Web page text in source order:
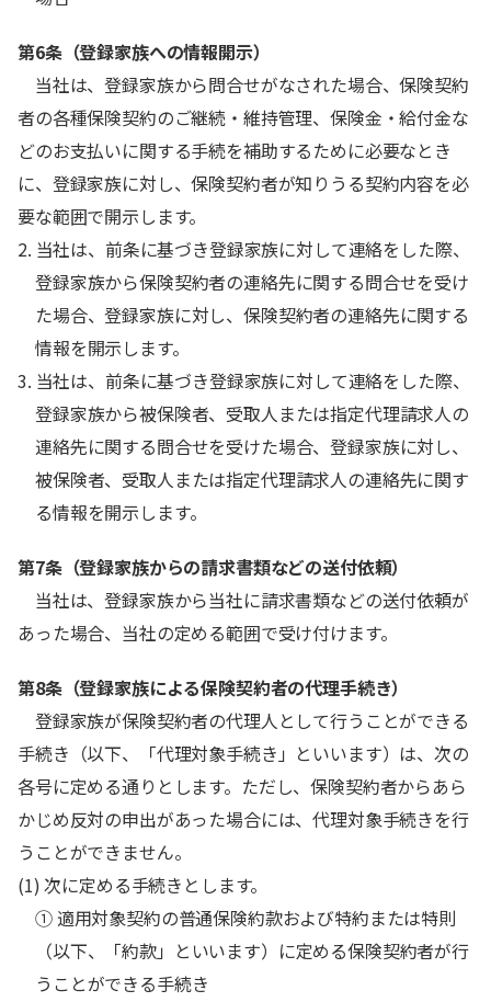
第6条（登録家族への情報開示）
当社は、登録家族から問合せがなされた場合、保険契約
者の各種保険契約のご継続・維持管理、保険金・給付金な
どのお支払いに関する手続を補助するために必要なとき
に、登録家族に対し、保険契約者が知りうる契約内容を必
要な範囲で開示します。
2. 当社は、前条に基づき登録家族に対して連絡をした際、
登録家族から保険契約者の連絡先に関する問合せを受け
た場合、登録家族に対し、保険契約者の連絡先に関する
情報を開示します。
3. 当社は、前条に基づき登録家族に対して連絡をした際、
登録家族から被保険者、受取人または指定代理請求人の
連絡先に関する問合せを受けた場合、登録家族に対し、
被保険者、受取人または指定代理請求人の連絡先に関す
る情報を開示します。
第7条（登録家族からの請求書類などの送付依頼）
当社は、登録家族から当社に請求書類などの送付依頼が
あった場合、当社の定める範囲で受け付けます。
第8条（登録家族による保険契約者の代理手続き）
登録家族が保険契約者の代理人として行うことができる
手続き（以下、「代理対象手続き」といいます）は、次の
各号に定める通りとします。ただし、保険契約者からあら
かじめ反対の申出があった場合には、代理対象手続きを行
うことができません。
(1) 次に定める手続きとします。
① 適用対象契約の普通保険約款および特約または特則
（以下、「約款」といいます）に定める保険契約者が行
うことができる手続き